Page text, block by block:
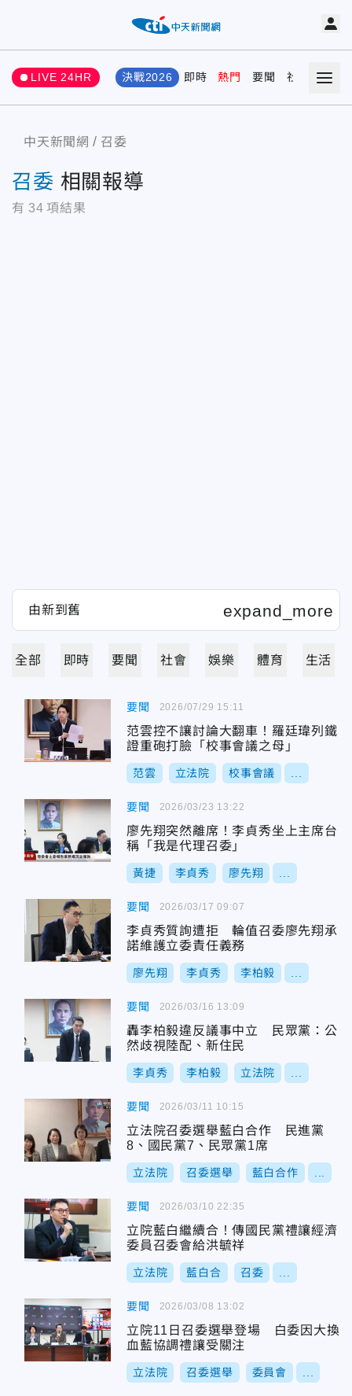
LIVE 24HR 決戰2026 即時 熱門 要聞 社會 娛樂
中天新聞網 召委
召委 相關報導
有 34 項結果
全部 即時 要聞 社會 娛樂 體育 生活
要聞
范雲控不讓討論大翻車！羅廷瑋列鐵
證重砲打臉「校事會議之母」
范雲 立法院 校事會議
2026/07/29 15:11
要聞
廖先翔突然離席！李貞秀坐上主席台
稱「我是代理召委」
黃捷 李貞秀 廖先翔
2026/03/23 13:22
要聞
李貞秀質詢遭拒 輪值召委廖先翔承
諾維護立委責任義務
廖先翔 李貞秀 李柏毅
2026/03/17 09:07
要聞
轟李柏毅違反議事中立 民眾黨：公
然歧視陸配、新住民
李貞秀 李柏毅 立法院
2026/03/16 13:09
要聞
立法院召委選舉藍白合作 民進黨
8、國民黨7、民眾黨1席
立法院 召委選舉 藍白合作
2026/03/11 10:15
要聞
立院藍白繼續合！傳國民黨禮讓經濟
委員召委會給洪毓祥
立法院 藍白合 召委
2026/03/10 22:35
要聞
立院11日召委選舉登場 白委因大換
血藍協調禮讓受關注
立法院 召委選舉 委員會
2026/03/08 13:02